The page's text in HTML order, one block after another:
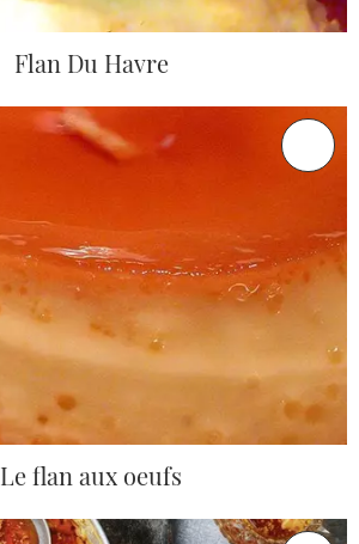
Flan Du Havre
Le flan aux oeufs